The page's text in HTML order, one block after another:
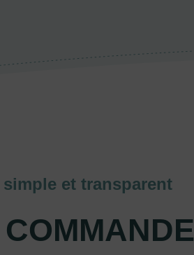
et transparent